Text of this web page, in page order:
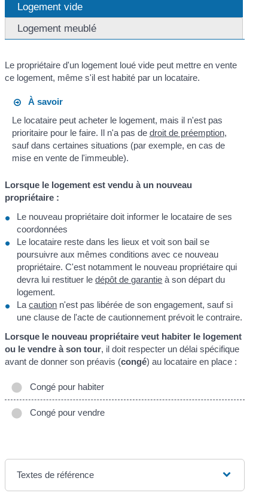
Logement vide
Logement meublé
Le propriétaire d'un logement loué vide peut mettre en vente
ce logement, même s'il est habité par un locataire.
À savoir
Le locataire peut acheter le logement, mais il n'est pas
prioritaire pour le faire. Il n'a pas de droit de préemption,
sauf dans certaines situations (par exemple, en cas de
mise en vente de l'immeuble).
Lorsque le logement est vendu à un nouveau
propriétaire :
Le nouveau propriétaire doit informer le locataire de ses
coordonnées
Le locataire reste dans les lieux et voit son bail se
poursuivre aux mêmes conditions avec ce nouveau
propriétaire. C'est notamment le nouveau propriétaire qui
devra lui restituer ledépôt de garantie à son départ du
logement.
Lacaution n'est pas libérée de son engagement, sauf si
une clause de l'acte de cautionnement prévoit le contraire.
Lorsque le nouveau propriétaire veut habiter le logement
ou le vendre à son tour, il doit respecter un délai spécifique
avant de donner son préavis (congé) au locataire en place :
Congé pour habiter
Congé pour vendre
Textes de référence